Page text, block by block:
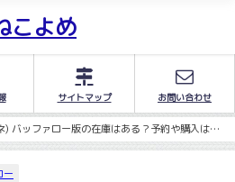
こよめ
サイトマップ お問い合わせ
) バッファロー版の在庫はある？予約や購入はど
ー